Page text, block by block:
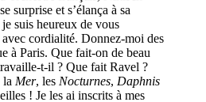
surprise et s’élança à sa
suis heureux de vous
cordialité. Donnez-moi des
à Paris. Que fait-on de beau
t-il ? Que fait Ravel ?
la Mer, les Nocturnes, Daphnis
! Je les ai inscrits à mes